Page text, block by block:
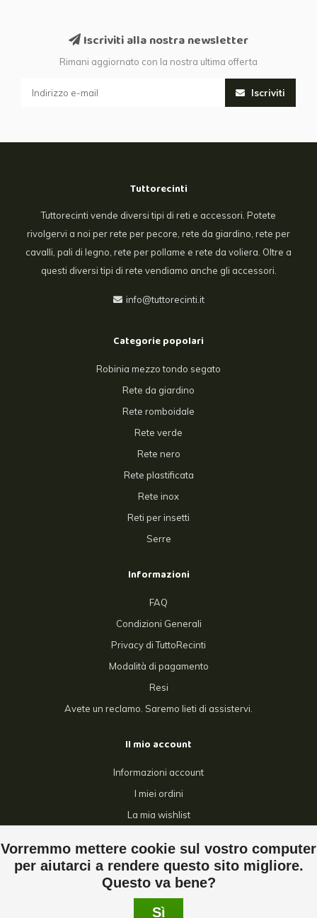
Vorremmo mettere cookie sul vostro computer
per aiutarci a rendere questo sito migliore.
Questo va bene?
Sì
Iscriviti alla nostra newsletter
Rimani aggiornato con la nostra ultima offerta
Iscriviti
Tuttorecinti
Tuttorecinti vende diversi tipi di reti e accessori. Potete
rivolgervi a noi per rete per pecore, rete da giardino, rete per
cavalli, pali di legno, rete per pollame e rete da voliera. Oltre a
questi diversi tipi di rete vendiamo anche gli accessori.
info@tuttorecinti.it
Categorie popolari
Robinia mezzo tondo segato
Rete da giardino
Rete romboidale
Rete verde
Rete nero
Rete plastificata
Rete inox
Reti per insetti
Serre
Informazioni
FAQ
Condizioni Generali
Privacy di TuttoRecinti
Modalità di pagamento
Resi
Avete un reclamo. Saremo lieti di assistervi.
Il mio account
Informazioni account
I miei ordini
La mia wishlist
Tutti i prodotti